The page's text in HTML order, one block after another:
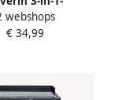
SA 2968
webshops
€ 34,99